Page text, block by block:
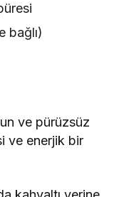
bağlı)
ve pürüzsüz
ve enerjik bir